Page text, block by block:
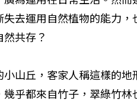
去運用自然植物的能力，
共存？
山丘，客家人稱這樣的地
乎都來自竹子，翠綠竹林